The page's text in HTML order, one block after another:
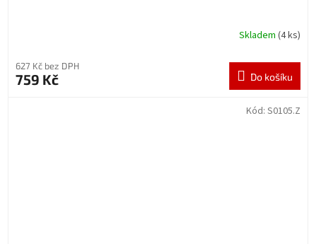
Skladem (4 ks)
627 Kč bez DPH
759 Kč Do košíku
Kód: S0105.Z